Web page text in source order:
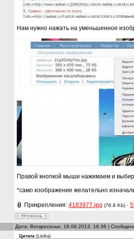
Нам нужно нажать на уменьшенное
Правой кнопкой мыши нажимаем и
*само изображение желательно
Прикрепления: 4183977.jpg (76.8 Kb) ·
Дата: Воскресенье, 16.06.2013, 16:36 |
Цитата (Lisika)